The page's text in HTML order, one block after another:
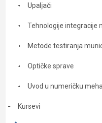
Upaljači
Tehnologije integracije
Metode testiranja
Optičke sprave
Uvod u numeričku
Kursevi